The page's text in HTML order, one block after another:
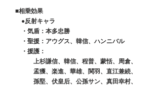
■相乗効果
●反射キャラ
・気盾：本多忠勝
・聖援：アウグス、韓信、ハンニバル
・援護：
上杉謙信、韓信、程普、蒙恬、周倉、
孟獲、楽進、華雄、関羽、直江兼続、
孫堅、伏皇后、公孫サン、真田幸村、